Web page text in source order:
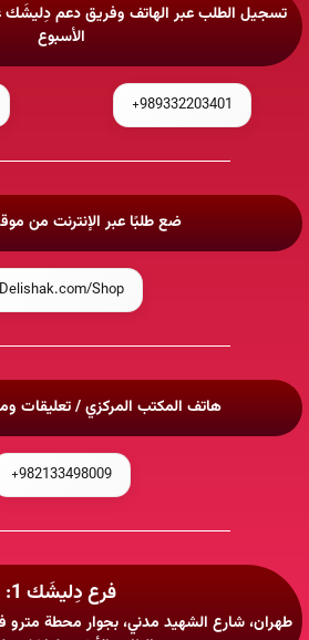
تسجيل الطلب عبر الهاتف وفريق دعم دِليشَك
الأسبوع
989332203401+
ضع طلبًا عبر الإنترنت من
Delishak.com/Shop
هاتف المكتب المركزي / تعليقات
982133498009+
فرع دِليشَك 1:
طهران، شارع الشهيد مدني، بجوار محطة مترو